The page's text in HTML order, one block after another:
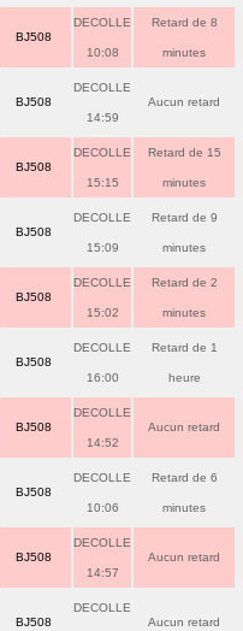
BJ508
DECOLLE
10:08
Retard de 8
minutes
BJ508
DECOLLE
14:59
Aucun retard
BJ508
DECOLLE
15:15
Retard de 15
minutes
BJ508
DECOLLE
15:09
Retard de 9
minutes
BJ508
DECOLLE
15:02
Retard de 2
minutes
BJ508
DECOLLE
16:00
Retard de 1
heure
BJ508
DECOLLE
14:52
Aucun retard
BJ508
DECOLLE
10:06
Retard de 6
minutes
BJ508
DECOLLE
14:57
Aucun retard
BJ508
DECOLLE
Aucun retard